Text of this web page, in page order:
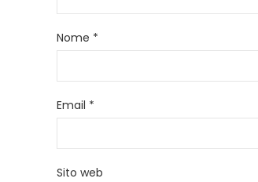
Nome *
Email *
Sito web